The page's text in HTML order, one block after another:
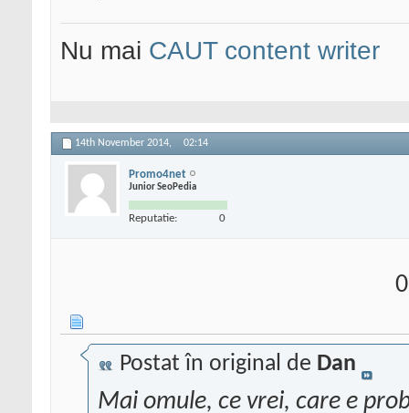
Nu mai CAUT content writer
14th November 2014, 02:14
Promo4net
Junior SeoPedia
Reputatie: 0
Postat în original de Dan
Mai omule, ce vrei, care e